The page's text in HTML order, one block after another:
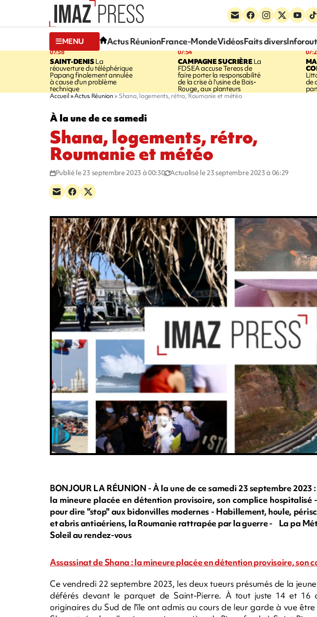
MENU Actus RéunionFrance-MondeVidéosFaits divers
07:58
SAINT-DENISLa
réouverture du téléphérique
Papang finalement annulée
à cause d'un problème
technique
07:54
CAMPAGNE SUCRIÈRELa
FDSEA accuse Tereos de
faire porter la responsabilité
de la crise à l'usine de Bois-
Rouge, aux planteurs
de
Accueil Actus Réunion Shana, logements, rétro, Roumanie et météo
À la une de ce samedi
Shana, logements, rétro,
Roumanie et météo
Publié le 23 septembre 2023 à 00:30 Actualisé le 23 septembre 2023 à 06:29
BONJOUR LA RÉUNION - À la une de ce samedi 23 septembre
la mineure placée en détention provisoire, son complice hospitalisé
pour dire "stop" aux bidonvilles modernes - Habillement, houle,
et abris antiaériens, la Roumanie rattrapée par la guerre - La pa
Soleil au rendez-vous
Assassinat de Shana : la mineure placée en détention provisoire, son
Ce vendredi 22 septembre 2023, les deux tueurs présumés de la
déférés devant le parquet de Saint-Pierre. À tout juste 14 et 16
originaires du Sud de l'île ont admis au cours de leur garde à vue